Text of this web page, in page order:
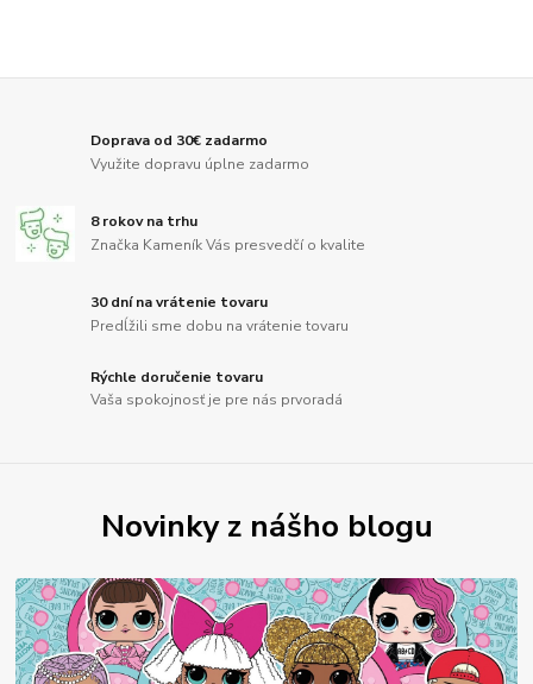
Doprava od 30€ zadarmo
Využite dopravu úplne zadarmo
8 rokov na trhu
Značka Kameník Vás presvedčí o kvalite
30 dní na vrátenie tovaru
Predĺžili sme dobu na vrátenie tovaru
Rýchle doručenie tovaru
Vaša spokojnosť je pre nás prvoradá
Novinky z nášho blogu